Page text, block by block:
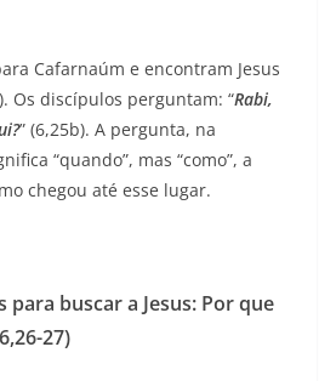
Cafarnaúm e encontram Jesus
Os discípulos perguntam: “Rabi,
” (6,25b). A pergunta, na
“quando”, mas “como”, a
chegou até esse lugar.
para buscar a Jesus: Por que
27)